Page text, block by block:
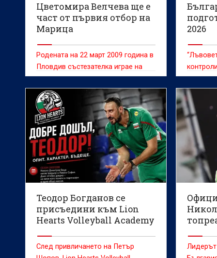
Цветомира Велчева ще е
част от първия отбор на
Марица
Родената на 22 март 2009 година в
Пловдив състезателка играе на
поста централен блокировач
2026
Теодор Богданов се
присъедини към Lion
Hearts Volleyball Academy
След привличането на Петър
Лидерът